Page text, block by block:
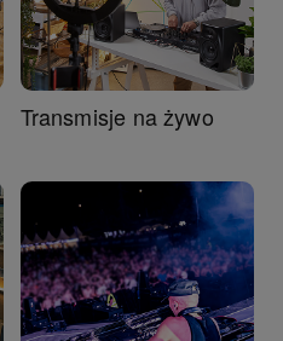
Transmisje na żywo